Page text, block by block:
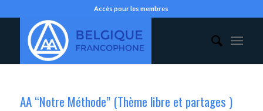
Accès pour les membres
AA “Notre Méthode” (Thème libre et partages )